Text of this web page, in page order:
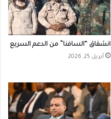
انشقاق “السافنا” من الدعم السريع
أبريل 25, 2026